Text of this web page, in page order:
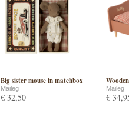
Big sister mouse in matchbox
Maileg
€ 32,50
Maileg
€